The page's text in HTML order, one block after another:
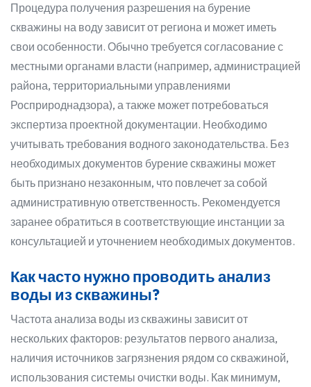
Процедура получения разрешения на бурение
скважины на воду зависит от региона и может иметь
свои особенности. Обычно требуется согласование с
местными органами власти (например, администрацией
района, территориальными управлениями
Росприроднадзора), а также может потребоваться
экспертиза проектной документации. Необходимо
учитывать требования водного законодательства. Без
необходимых документов бурение скважины может
быть признано незаконным, что повлечет за собой
административную ответственность. Рекомендуется
заранее обратиться в соответствующие инстанции за
консультацией и уточнением необходимых документов.
Как часто нужно проводить анализ
воды из скважины?
Частота анализа воды из скважины зависит от
нескольких факторов: результатов первого анализа,
наличия источников загрязнения рядом со скважиной,
использования системы очистки воды. Как минимум,